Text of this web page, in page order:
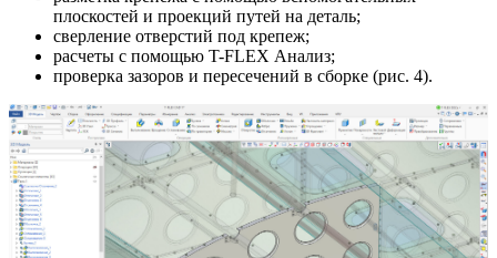
плоскостей и проекций путей на деталь;
сверление отверстий под крепеж;
расчеты с помощью T-FLEX Анализ;
проверка зазоров и пересечений в сборке (рис. 4).